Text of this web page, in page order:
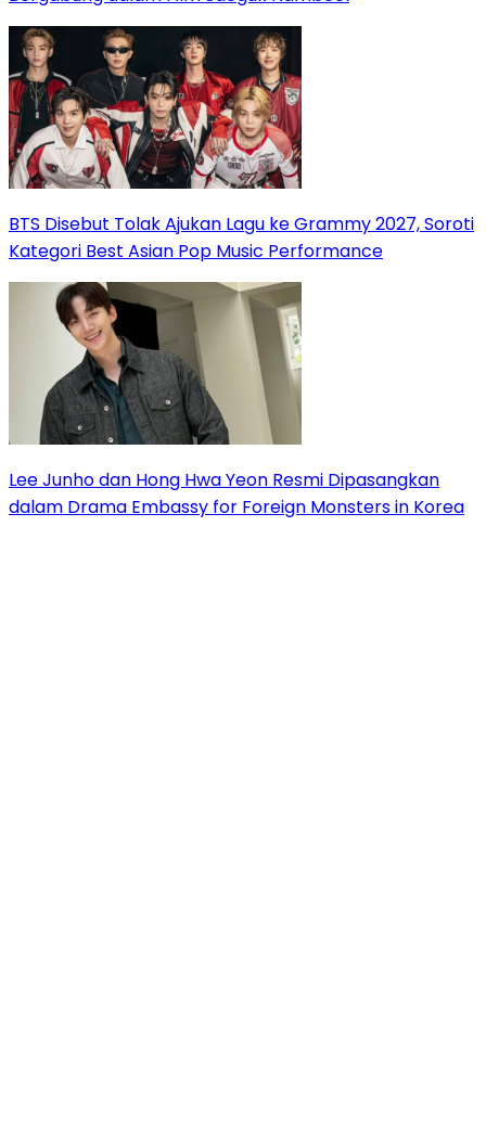
BTS Disebut Tolak Ajukan Lagu ke Grammy 2027, Soroti
Kategori Best Asian Pop Music Performance
Lee Junho dan Hong Hwa Yeon Resmi Dipasangkan
dalam Drama Embassy for Foreign Monsters in Korea